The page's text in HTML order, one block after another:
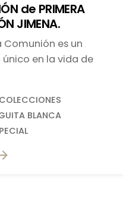
de PRIMERA
JIMENA.
Comunión es un
en la vida de
BLANCA